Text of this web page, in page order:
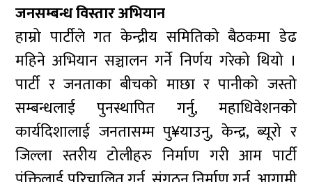
जनसम्बन्ध विस्तार अभियान
हाम्रो पार्टीले गत केन्द्रीय समितिको बैठकमा डेढ
महिने अभियान सञ्चालन गर्ने निर्णय गरेको थियो ।
पार्टी र जनताका बीचको माछा र पानीको जस्तो
सम्बन्धलाई पुनस्थापित गर्नु, महाधिवेशनको
कार्यदिशालाई जनतासम्म पु¥याउनु, केन्द्र, ब्यूरो र
जिल्ला स्तरीय टोलीहरु निर्माण गरी आम पार्टी